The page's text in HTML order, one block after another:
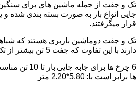
تک و جفت از جمله ماشین های برای
جایی انواع بار به صورت بسته بندی شده و
قرار میگرفتند.
تک و جفت دوماشین باربری هستند که
دارند با این تفاوت که جفت 5 تن بیشتر از تک بار حمل میکند.
6 چرخ ها برای
ها برابر است با: 5.80*2.20 متر